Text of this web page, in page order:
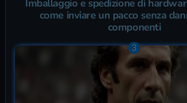
Imballaggio e spedizione di
come inviare un pacco senza
componenti